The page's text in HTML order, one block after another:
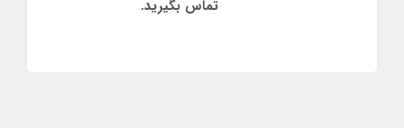
تماس بگیرید.